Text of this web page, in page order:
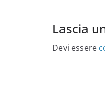
Lascia
Devi essere